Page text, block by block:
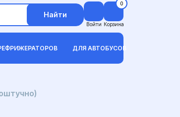
Найти
Войти
0
Корзина
ДЛЯ АВТОБУСОВ